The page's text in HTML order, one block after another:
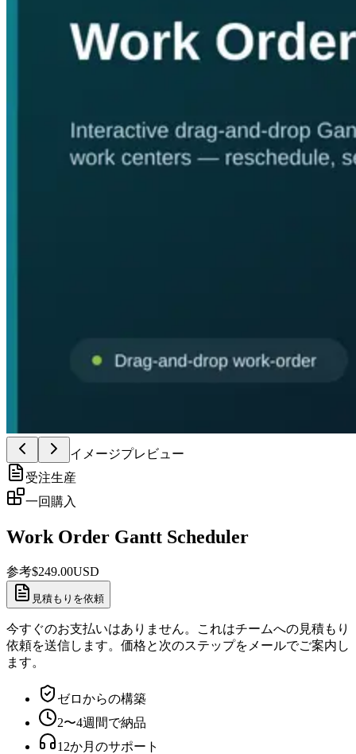
イメージプレビュー
受注生産
一回購入
Work Order Gantt Scheduler
参考$249.00USD
見積もりを依頼
今すぐのお支払いはありません。これはチームへの見積もり
依頼を送信します。価格と次のステップをメールでご案内し
ます。
ゼロからの構築
2〜4週間で納品
12か月のサポート